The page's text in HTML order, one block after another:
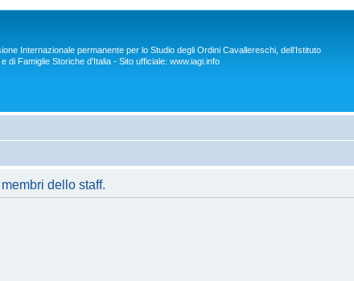
Internazionale permanente per lo Studio degli Ordini Cavallereschi, dell’Istituto
di Famiglie Storiche d'Italia - Sito ufficiale: www.iagi.info
dello staff.